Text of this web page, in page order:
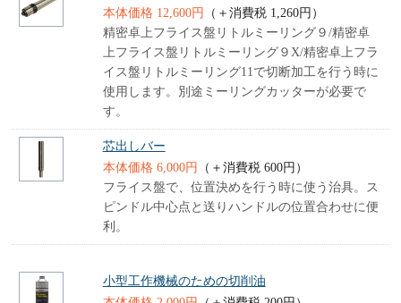
本体価格 12,600円
（＋消費税 1,260円）
精密卓上フライス盤リトルミーリング９/精密卓
上フライス盤リトルミーリング９X/精密卓上フラ
イス盤リトルミーリング11で切断加工を行う時に
使用します。別途ミーリングカッターが必要で
す。
芯出しバー
本体価格 6,000円
（＋消費税 600円）
フライス盤で、位置決めを行う時に使う治具。ス
ピンドル中心点と送りハンドルの位置合わせに便
利。
小型工作機械のための切削油